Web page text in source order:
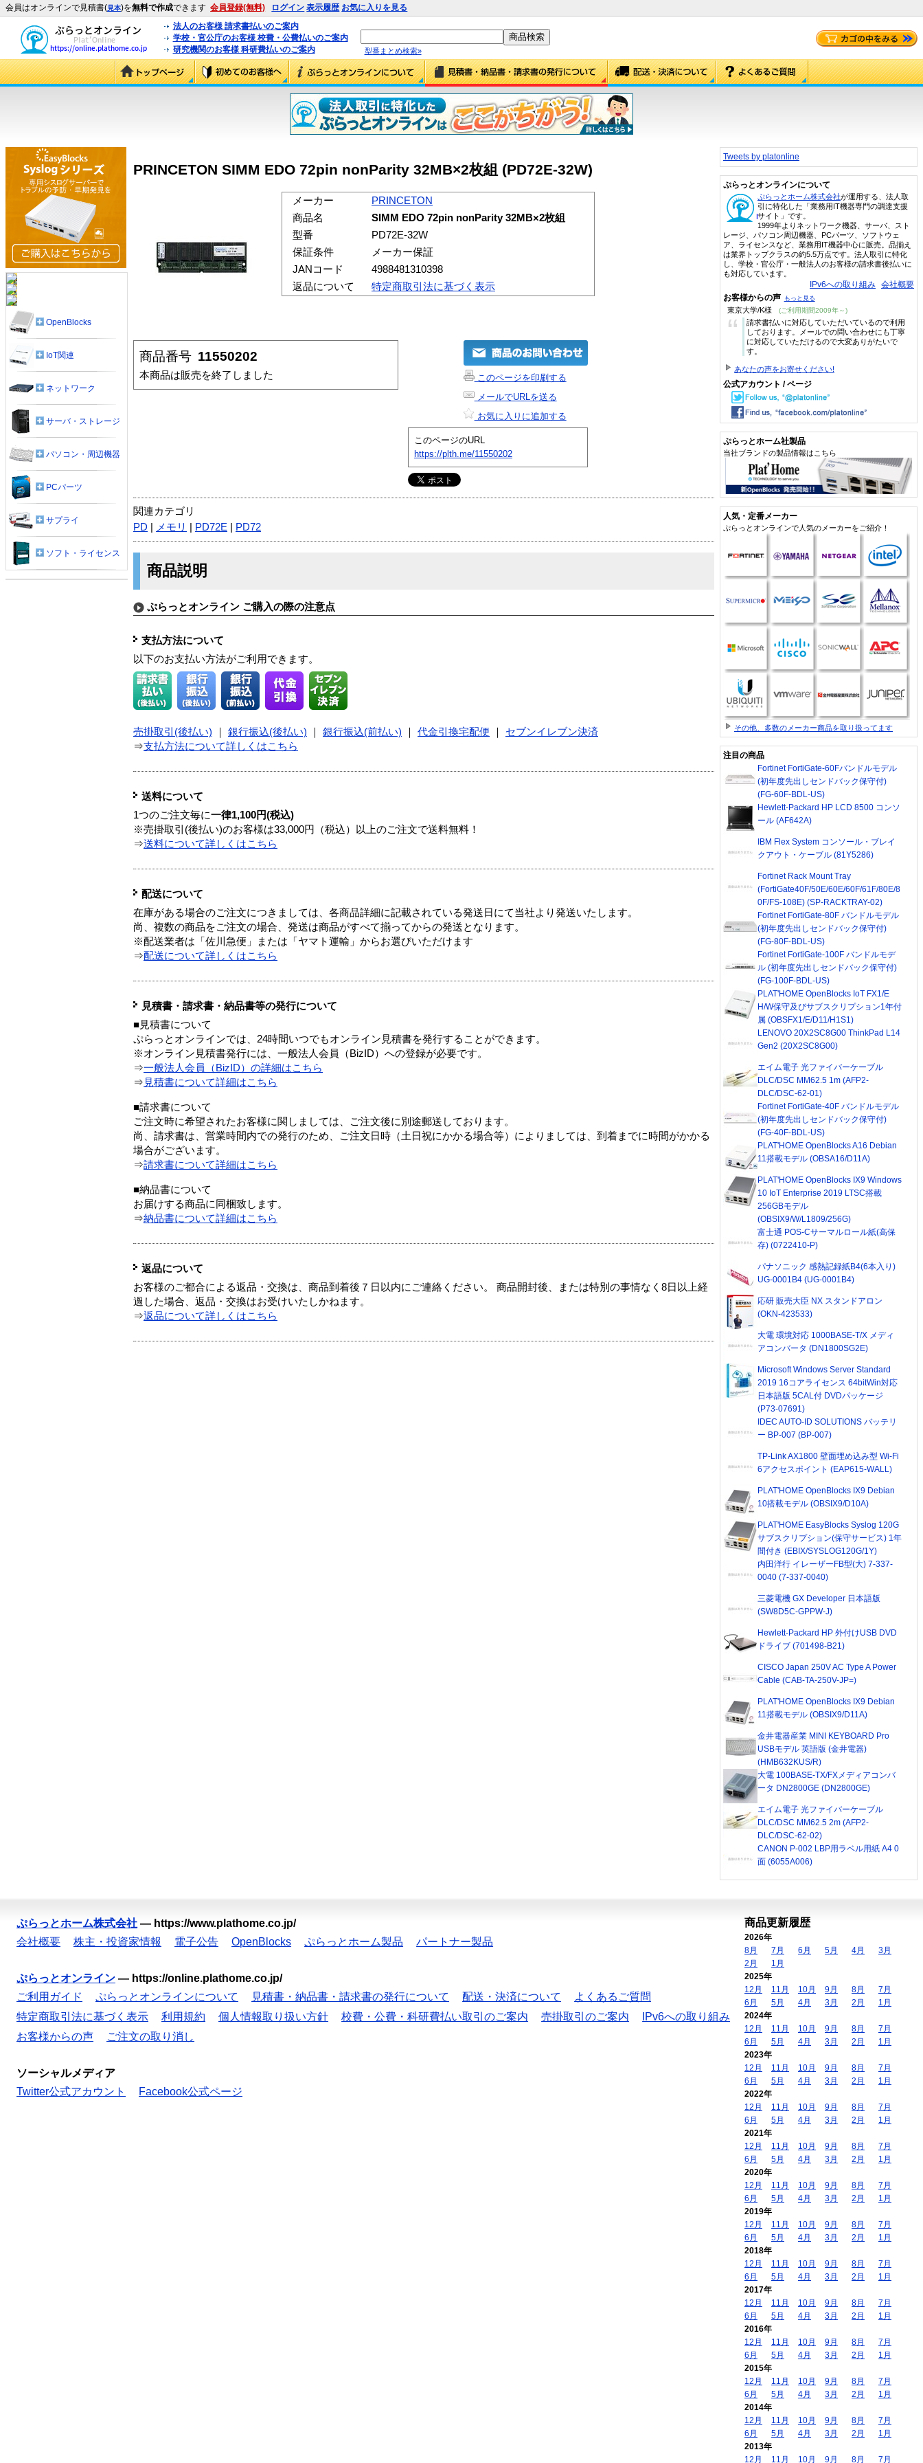
会員はオンラインで見積書(見本)を無料で作成できます 会員登録(無料) ログイン 表示履歴 お気に入りを見る
法人のお客様 請求書払いのご案内
学校・官公庁のお客様 校費・公費払いのご案内
研究機関のお客様 科研費払いのご案内
型番まとめ検索»
PRINCETON SIMM EDO 72pin nonParity 32MB×2枚組 (PD72E-32W)
メーカー
PRINCETON
商品名
SIMM EDO 72pin nonParity 32MB×2枚組
型番
PD72E-32W
保証条件
メーカー保証
JANコード
4988481310398
返品について
特定商取引法に基づく表示
商品番号 11550202
本商品は販売を終了しました
このページを印刷する
メールでURLを送る
お気に入りに追加する
このページのURL
https://plth.me/11550202
関連カテゴリ
PD
メモリ PD72E PD72
商品説明
ぷらっとオンライン ご購入の際の注意点
支払方法について
以下のお支払い方法がご利用できます。
売掛取引(後払い) 銀行振込(後払い) 銀行振込(前払い) 代金引換宅配便
セブンイレブン決済
⇒支払方法について詳しくはこちら
送料について
1つのご注文毎に一律1,100円(税込)
※売掛取引(後払い)のお客様は33,000円（税込）以上のご注文で送料無料！
⇒送料について詳しくはこちら
配送について
在庫がある場合のご注文につきましては、各商品詳細に記載されている発送日にて当社より発送いたします。
尚、複数の商品をご注文の場合、発送は商品がすべて揃ってからの発送となります。
※配送業者は「佐川急便」または「ヤマト運輸」からお選びいただけます
⇒配送について詳しくはこちら
見積書・請求書・納品書等の発行について
■見積書について
ぷらっとオンラインでは、24時間いつでもオンライン見積書を発行することができます。
※オンライン見積書発行には、一般法人会員（BizID）への登録が必要です。
⇒一般法人会員（BizID）の詳細はこちら
⇒ 見積書について詳細はこちら
■請求書について
ご注文時に希望されたお客様に関しましては、ご注文後に別途郵送しております。
尚、請求書は、営業時間内での発行のため、ご注文日時（土日祝にかかる場合等）によりましては、到着までに時間がかかる
場合がございます。
⇒請求書について詳細はこちら
■納品書について
お届けする商品に同梱致します。
⇒納品書について詳細はこちら
返品について
お客様のご都合による返品・交換は、商品到着後７日以内にご連絡ください。 商品開封後、または特別の事情なく8日以上経
過した場合、返品・交換はお受けいたしかねます。
⇒返品について詳しくはこちら
OpenBlocks
IoT関連
ネットワーク
サーバ・ストレージ
パソコン・周辺機器
PCパーツ
サプライ
ソフト・ライセンス
Tweets by platonline
ぷらっとオンラインについて
ぷらっとホーム株式会社が運用する、法人取
引に特化した「業務用IT機器専門の調達支援
サイト」です。
1999年よりネットワーク機器、サーバ、スト
レージ、パソコン周辺機器、PCパーツ、ソフトウェ
ア、ライセンスなど、業務用IT機器中心に販売。品揃え
は業界トップクラスの約5.5万点です。法人取引に特化
し、学校・官公庁・一般法人のお客様の請求書後払いに
も対応しています。
IPv6への取り組み 会社概要
お客様からの声 もっと見る
東京大学/K様 (ご利用期間2009年～)
“
請求書払いに対応していただいているので利用
しております。メールでの問い合わせにも丁寧
に対応していただけるので大変ありがたいで
す。
あなたの声をお寄せください!
公式アカウント / ページ
ぷらっとホーム社製品
当社ブランドの製品情報はこちら
人気・定番メーカー
ぷらっとオンラインで人気のメーカーをご紹介！
その他、多数のメーカー商品を取り扱ってます
注目の商品
Fortinet FortiGate-60Fバンドルモデル
(初年度先出しセンドバック保守付)
(FG-60F-BDL-US)
Hewlett-Packard HP LCD 8500 コンソ
ール (AF642A)
IBM Flex System コンソール・ブレイ
クアウト・ケーブル (81Y5286)
Fortinet Rack Mount Tray
(FortiGate40F/50E/60E/60F/61F/80E/8
0F/FS-108E) (SP-RACKTRAY-02)
Fortinet FortiGate-80F バンドルモデル
(初年度先出しセンドバック保守付)
(FG-80F-BDL-US)
Fortinet FortiGate-100F バンドルモデ
ル (初年度先出しセンドバック保守付)
(FG-100F-BDL-US)
PLAT'HOME OpenBlocks IoT FX1/E
H/W保守及びサブスクリプション1年付
属 (OBSFX1/E/D11/H1S1)
LENOVO 20X2SC8G00 ThinkPad L14
Gen2 (20X2SC8G00)
エイム電子 光ファイバーケーブル
DLC/DSC MM62.5 1m (AFP2-
DLC/DSC-62-01)
Fortinet FortiGate-40F バンドルモデル
(初年度先出しセンドバック保守付)
(FG-40F-BDL-US)
PLAT'HOME OpenBlocks A16 Debian
11搭載モデル (OBSA16/D11A)
PLAT'HOME OpenBlocks IX9 Windows
10 IoT Enterprise 2019 LTSC搭載
256GBモデル
(OBSIX9/W/L1809/256G)
富士通 POS-Cサーマルロール紙(高保
存) (0722410-P)
パナソニック 感熱記録紙B4(6本入り)
UG-0001B4 (UG-0001B4)
応研 販売大臣 NX スタンドアロン
(OKN-423533)
大電 環境対応 1000BASE-T/X メディ
アコンバータ (DN1800SG2E)
Microsoft Windows Server Standard
2019 16コアライセンス 64bitWin対応
日本語版 5CAL付 DVDパッケージ
(P73-07691)
IDEC AUTO-ID SOLUTIONS バッテリ
ー BP-007 (BP-007)
TP-Link AX1800 壁面埋め込み型 Wi-Fi
6アクセスポイント (EAP615-WALL)
PLAT'HOME OpenBlocks IX9 Debian
10搭載モデル (OBSIX9/D10A)
PLAT'HOME EasyBlocks Syslog 120G
サブスクリプション(保守サービス) 1年
間付き (EBIX/SYSLOG120G/1Y)
内田洋行 イレーザーFB型(大) 7-337-
0040 (7-337-0040)
三菱電機 GX Developer 日本語版
(SW8D5C-GPPW-J)
Hewlett-Packard HP 外付けUSB DVD
ドライブ (701498-B21)
CISCO Japan 250V AC Type A Power
Cable (CAB-TA-250V-JP=)
PLAT'HOME OpenBlocks IX9 Debian
11搭載モデル (OBSIX9/D11A)
金井電器産業 MINI KEYBOARD Pro
USBモデル 英語版 (金井電器)
(HMB632KUS/R)
大電 100BASE-TX/FXメディアコンバ
ータ DN2800GE (DN2800GE)
エイム電子 光ファイバーケーブル
DLC/DSC MM62.5 2m (AFP2-
DLC/DSC-62-02)
CANON P-002 LBP用ラベル用紙 A4 0
面 (6055A006)
ぷらっとホーム株式会社 — https://www.plathome.co.jp/
会社概要
株主・投資家情報 電子公告 OpenBlocks ぷらっとホーム製品 パートナー製品
ぷらっとオンライン — https://online.plathome.co.jp/
ご利用ガイド
ぷらっとオンラインについて 見積書・納品書・請求書の発行について 配送・決済について
よくあるご質問
特定商取引法に基づく表示
利用規約 個人情報取り扱い方針 校費・公費・科研費払い取引のご案内 売掛取引のご案内
IPv6への取り組み
お客様からの声
ご注文の取り消し
ソーシャルメディア
Twitter公式アカウント
Facebook公式ページ
商品更新履歴
2026年
8月
7月 6月 5月 4月
3月
2月
1月
2025年
12月
11月 10月 9月 8月
7月
6月
5月 4月 3月 2月
1月
2024年
12月
11月 10月 9月 8月
7月
6月
5月 4月 3月 2月
1月
2023年
12月
11月 10月 9月 8月
7月
6月
5月 4月 3月 2月
1月
2022年
12月
11月 10月 9月 8月
7月
6月
5月 4月 3月 2月
1月
2021年
12月
11月 10月 9月 8月
7月
6月
5月 4月 3月 2月
1月
2020年
12月
11月 10月 9月 8月
7月
6月
5月 4月 3月 2月
1月
2019年
12月
11月 10月 9月 8月
7月
6月
5月 4月 3月 2月
1月
2018年
12月
11月 10月 9月 8月
7月
6月
5月 4月 3月 2月
1月
2017年
12月
11月 10月 9月 8月
7月
6月
5月 4月 3月 2月
1月
2016年
12月
11月 10月 9月 8月
7月
6月
5月 4月 3月 2月
1月
2015年
12月
11月 10月 9月 8月
7月
6月
5月 4月 3月 2月
1月
2014年
12月
11月 10月 9月 8月
7月
6月
5月 4月 3月 2月
1月
2013年
12月
11月 10月 9月 8月 7月